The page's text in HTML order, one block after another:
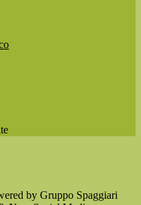
by Gruppo Spaggiari